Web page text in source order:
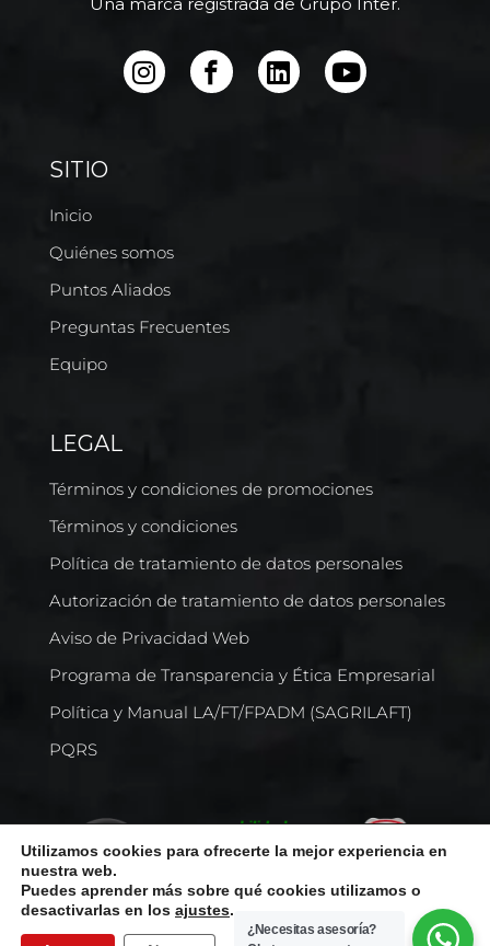
Una marca registrada de Grupo Inter.
SITIO
Inicio
Quiénes somos
Puntos Aliados
Preguntas Frecuentes
Equipo
LEGAL
Términos y condiciones de promociones
Términos y condiciones
Política de tratamiento de datos personales
Autorización de tratamiento de datos personales
Aviso de Privacidad Web
Programa de Transparencia y Ética Empresarial
Política y Manual LA/FT/FPADM (SAGRILAFT)
PQRS
Utilizamos cookies para ofrecerte la mejor experiencia en
nuestra web.
Puedes aprender más sobre qué cookies utilizamos o
desactivarlas en los ajustes.
¿Necesitas asesoría?